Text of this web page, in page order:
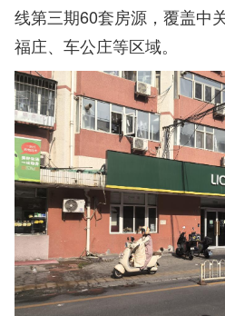
线第三期60套房源，覆盖中
福庄、车公庄等区域。